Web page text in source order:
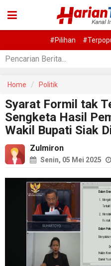
#Pilihan
Home Politik
Syarat Formil tak
Sengketa Hasil
Wakil Bupati Siak
Zulmiron
Senin, 05 Mei 2025